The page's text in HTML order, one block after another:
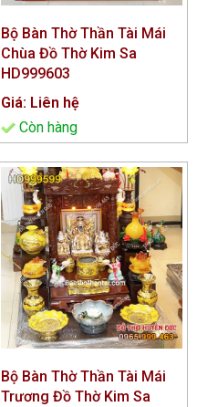
Bộ Bàn Thờ Thần Tài Mái
Chùa Đồ Thờ Kim Sa
HD999603
Giá: Liên hệ
Còn hàng
Bộ Bàn Thờ Thần Tài Mái
Trương Đồ Thờ Kim Sa